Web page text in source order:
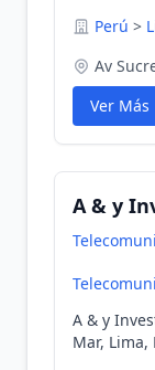
Perú >
Av
Ver Más
A & y
A & y
Mar, Lima,